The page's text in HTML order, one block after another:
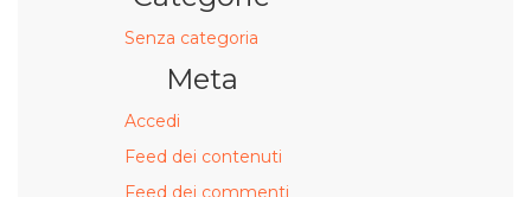
Senza categoria
Meta
Accedi
Feed dei contenuti